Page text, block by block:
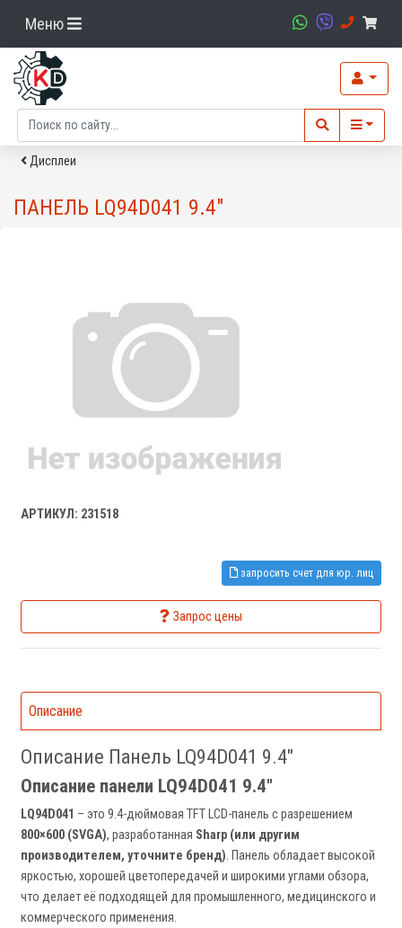
Меню
Дисплеи
ПАНЕЛЬ LQ94D041 9.4"
АРТИКУЛ: 231518
запросить счет для юр. лиц
Запрос цены
Описание
Описание Панель LQ94D041 9.4"
Описание панели LQ94D041 9.4"
LQ94D041 – это 9.4-дюймовая TFT LCD-панель с разрешением
800×600 (SVGA), разработанная Sharp (или другим
производителем, уточните бренд). Панель обладает высокой
яркостью, хорошей цветопередачей и широкими углами обзора,
что делает её подходящей для промышленного, медицинского и
коммерческого применения.